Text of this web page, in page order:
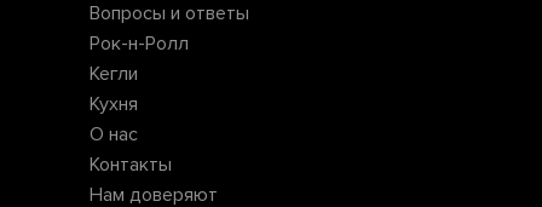
Кегли
Кухня
Рок-н-Ролл
О нас
Нам доверяют
Контакты
Вопросы и ответы